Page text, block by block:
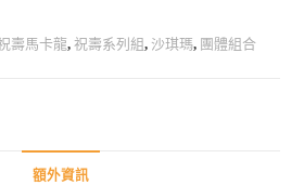
壽馬卡龍,祝壽系列組, 沙琪瑪, 團體組合
額外資訊